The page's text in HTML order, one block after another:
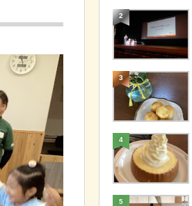
2
3
4
5